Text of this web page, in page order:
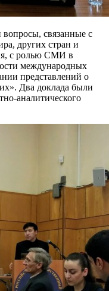
связанные с
других стран и
с ролью СМИ в
международных
представлений о
Два доклада были
аналитического